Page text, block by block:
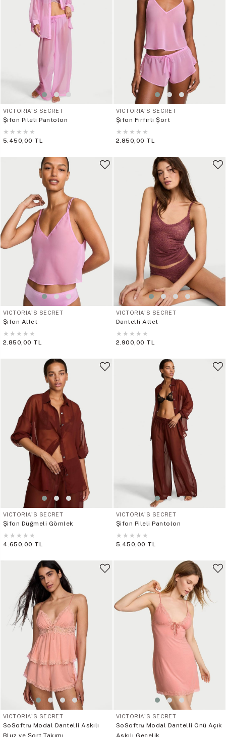
VICTORIA'S SECRET
Şifon Pileli Pantolon
★ ★ ★ ★ ★
5.450,00 TL
VICTORIA'S SECRET
Şifon Fırfırlı Şort
★ ★ ★ ★ ★
2.850,00 TL
VICTORIA'S SECRET
Şifon Atlet
★ ★ ★ ★ ★
2.850,00 TL
VICTORIA'S SECRET
Dantelli Atlet
★ ★ ★ ★ ★
2.900,00 TL
VICTORIA'S SECRET
Şifon Düğmeli Gömlek
★ ★ ★ ★ ★
4.650,00 TL
VICTORIA'S SECRET
Şifon Pileli Pantolon
★ ★ ★ ★ ★
5.450,00 TL
VICTORIA'S SECRET
SoSoft™ Modal Dantelli Askılı
VICTORIA'S SECRET
SoSoft™ Modal Dantelli Önü Açık